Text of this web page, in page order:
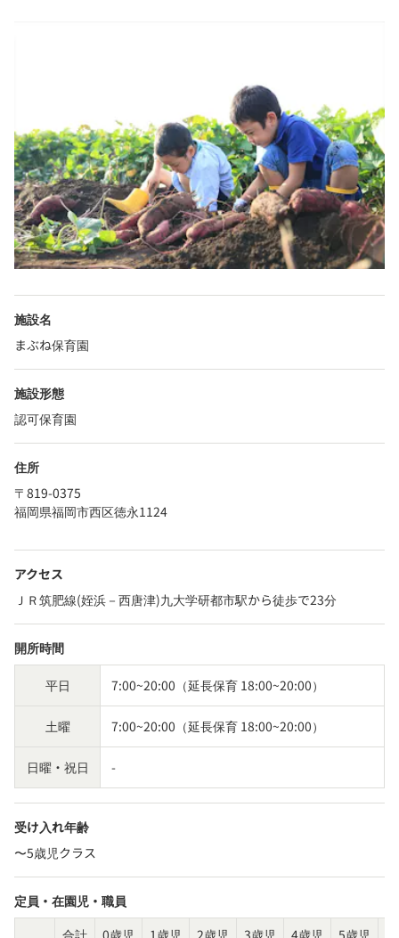
施設名
まぶね保育園
施設形態
認可保育園
住所
〒819-0375
福岡県福岡市西区徳永1124
アクセス
ＪＲ筑肥線(姪浜－西唐津)九大学研都市駅から徒歩で23分
開所時間
平日 7:00~20:00（延長保育 18:00~20:00）
土曜 7:00~20:00（延長保育 18:00~20:00）
日曜・祝日 -
受け入れ年齢
〜5歳児クラス
定員・在園児・職員
合計
0歳児 1歳児 2歳児 3歳児 4歳児 5歳児